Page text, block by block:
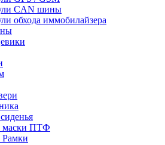
CAN шины
обхода иммобилайзера
маски ПТФ
Рамки